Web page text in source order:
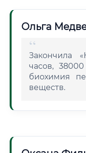
Ольга
Закончила
часов,
биохимия
веществ.